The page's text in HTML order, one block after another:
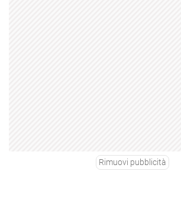
Rimuovi pubblicità